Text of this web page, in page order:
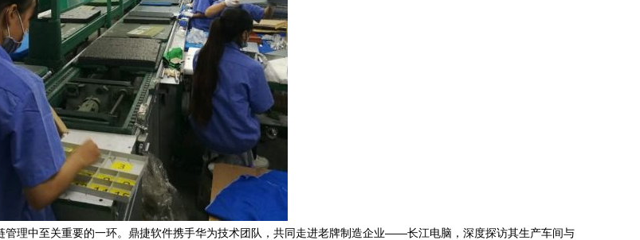
理中至关重要的一环。鼎捷软件携手华为技术团队，共同走进老牌制造企业——长江电脑，深度探访其生产车间与